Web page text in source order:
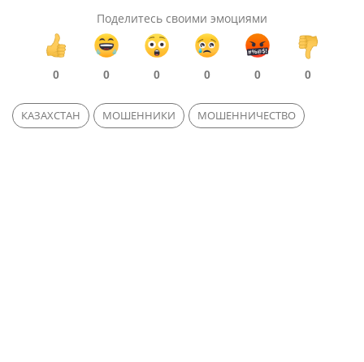
Поделитесь своими эмоциями
0 0 0 0 0 0
КАЗАХСТАН МОШЕННИКИ МОШЕННИЧЕСТВО